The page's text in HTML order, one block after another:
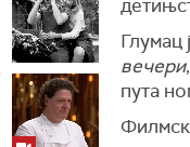
Глумац
вечери,
пута